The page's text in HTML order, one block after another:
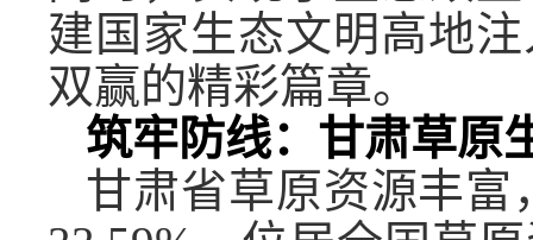
建国家生态文明高地
双赢的精彩篇章。
筑牢防线：甘肃草原
甘肃省草原资源丰富